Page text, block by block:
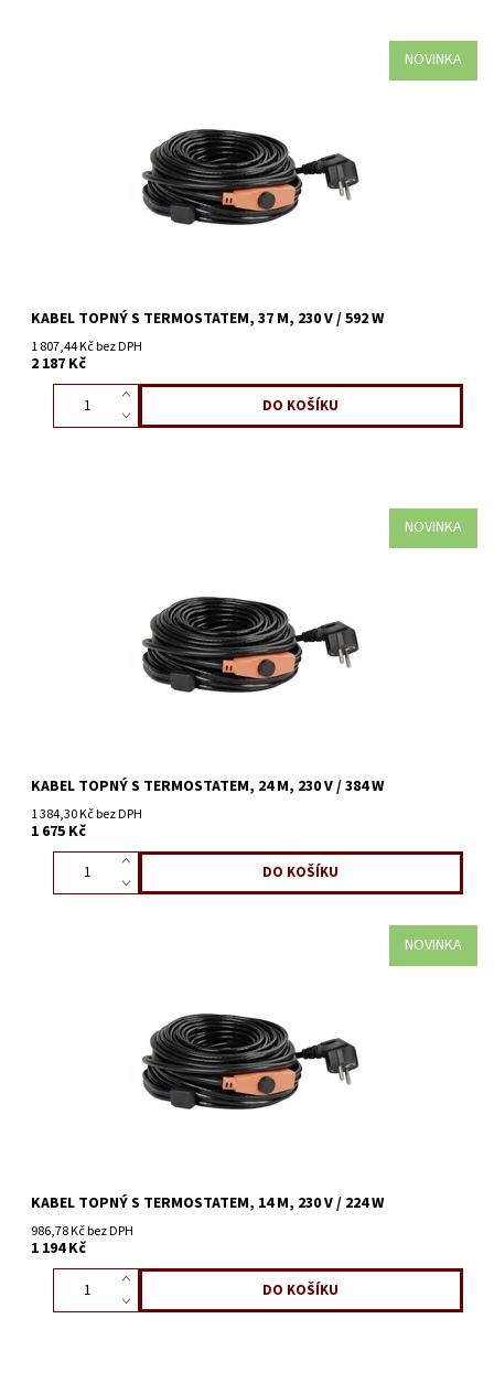
NOVINKA
KABEL TOPNÝ S TERMOSTATEM, 37 M, 230 V / 592 W
1 807,44 Kč bez DPH
2 187 Kč
NOVINKA
KABEL TOPNÝ S TERMOSTATEM, 24 M, 230 V / 384 W
1 384,30 Kč bez DPH
1 675 Kč
NOVINKA
KABEL TOPNÝ S TERMOSTATEM, 14 M, 230 V / 224 W
986,78 Kč bez DPH
1 194 Kč